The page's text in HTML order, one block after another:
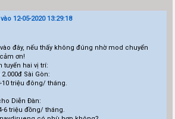
12-05-2020 13:29:18
đây, nếu thấy không đúng nhờ mod chuyển
ơn!
tuyển hai vị trí:
Sài Gòn:
triệu đông/ tháng.
Diễn Đàn:
6 triệu đồng/ tháng.